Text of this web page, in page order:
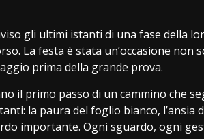
gli ultimi istanti di una fase della
La festa è stata un’occasione non
prima della grande prova.
il primo passo di un cammino che
la paura del foglio bianco, l’ansia
importante. Ogni sguardo, ogni